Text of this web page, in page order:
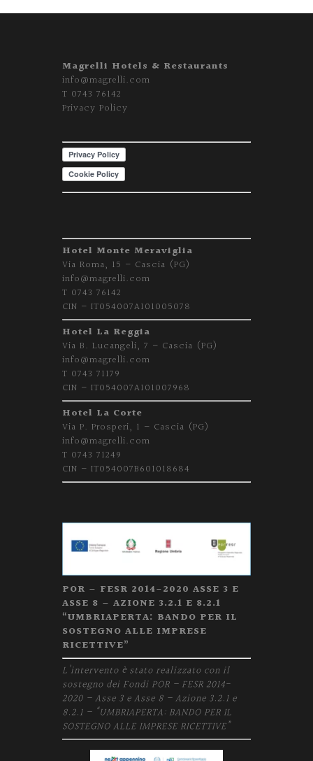
Magrelli Hotels & Restaurants
info@magrelli.com
T 0743 76142
Privacy Policy
Hotel Monte Meraviglia
Via Roma, 15 – Cascia (PG)
info@magrelli.com
T 0743 76142
CIN – IT054007A101005078
Hotel La Reggia
Via B. Lucangeli, 7 – Cascia (PG)
info@magrelli.com
T 0743 71179
CIN – IT054007A101007968
Hotel La Corte
Via P. Prosperi, 1 – Cascia (PG)
info@magrelli.com
T 0743 71249
CIN – IT054007B601018684
POR – FESR 2014-2020 ASSE 3 E
ASSE 8 – AZIONE 3.2.1 E 8.2.1
“UMBRIAPERTA: BANDO PER IL
SOSTEGNO ALLE IMPRESE
RICETTIVE”
L’intervento è stato realizzato con il
sostegno dei Fondi POR – FESR 2014-
2020 – Asse 3 e Asse 8 – Azione 3.2.1 e
8.2.1 – “UMBRIAPERTA: BANDO PER IL
SOSTEGNO ALLE IMPRESE RICETTIVE”